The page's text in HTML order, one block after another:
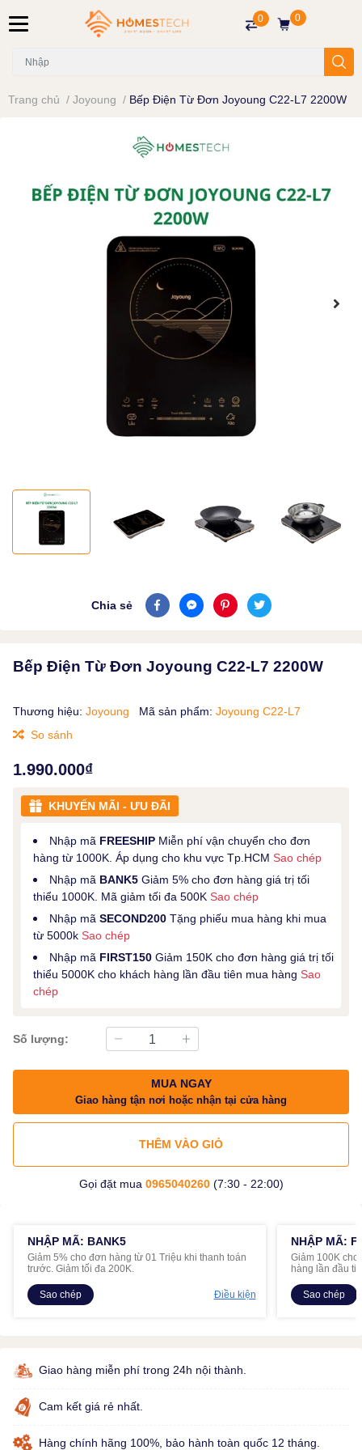
0 0
Trang chủ / Joyoung / Bếp Điện Từ Đơn Joyoung C22-L7 2200W
Chia sẻ
Bếp Điện Từ Đơn Joyoung C22-L7 2200W
Thương hiệu: Joyoung Mã sản phẩm: Joyoung C22-L7
So sánh
1.990.000₫
KHUYẾN MÃI - ƯU ĐÃI
Nhập mã FREESHIP Miễn phí vận chuyển cho đơn
hàng từ 1000K. Áp dụng cho khu vực Tp.HCM Sao chép
Nhập mã BANK5 Giảm 5% cho đơn hàng giá trị tối
thiểu 1000K. Mã giảm tối đa 500K Sao chép
Nhập mã SECOND200 Tặng phiếu mua hàng khi mua
từ 5000k Sao chép
Nhập mã FIRST150 Giảm 150K cho đơn hàng giá trị tối
thiểu 5000K cho khách hàng lần đầu tiên mua hàng Sao
chép
Số lượng:
MUA NGAY
Giao hàng tận nơi hoặc nhận tại cửa hàng
THÊM VÀO GIỎ
Gọi đặt mua 0965040260(7:30 - 22:00)
NHẬP MÃ: BANK5
Giảm 5% cho đơn hàng từ 01 Triệu khi thanh toán
trước. Giảm tối đa 200K.
Sao chép Điều kiện
NHẬP MÃ:
Giảm 100K
hàng lần đầu
Sao chép
Giao hàng miễn phí trong 24h nội thành.
Cam kết giá rẻ nhất.
Hàng chính hãng 100%, bảo hành toàn quốc 12 tháng.